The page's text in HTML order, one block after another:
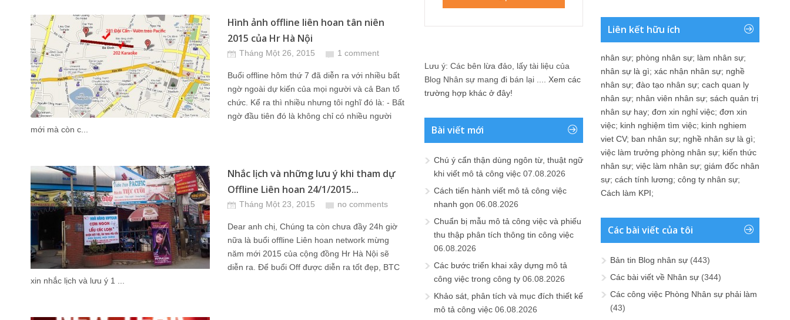
Hình ảnh offline liên hoan tân niên
2015 của Hr Hà Nội
Tháng Một 26, 2015 1 comment
Buổi offline hôm thứ 7 đã diễn ra với nhiều bất
ngờ ngoài dự kiến của mọi người và cả Ban tổ
chức. Kể ra thì nhiều nhưng tôi nghĩ đó là: - Bất
ngờ đầu tiên đó là không chỉ có nhiều người
mới mà còn c...
Nhắc lịch và những lưu ý khi tham dự
Offline Liên hoan 24/1/2015...
Tháng Một 23, 2015 no comments
Dear anh chị, Chúng ta còn chưa đầy 24h giờ
nữa là buổi offline Liên hoan network mừng
năm mới 2015 của cộng đồng Hr Hà Nội sẽ
diễn ra. Để buổi Off được diễn ra tốt đẹp, BTC
xin nhắc lịch và lưu ý 1 ...
Lưu ý: Các bên lừa đảo, lấy tài liệu của
Blog Nhân sự mang đi bán lại .... Xem các
trường hợp khác ở đây!
Bài viết mới
Chú ý cẩn thận dùng ngôn từ, thuật ngữ
khi viết mô tả công việc 07.08.2026
Cách tiến hành viết mô tả công việc
nhanh gọn 06.08.2026
Chuẩn bị mẫu mô tả công việc và phiếu
thu thập phân tích thông tin công việc
06.08.2026
Các bước triển khai xây dựng mô tả
công việc trong công ty 06.08.2026
Khảo sát, phân tích và mục đích thiết kế
mô tả công việc 06.08.2026
Liên kết hữu ích
nhân sự; phòng nhân sự; làm nhân sự;
nhân sự là gì; xác nhận nhân sự; nghề
nhân sự; đào tạo nhân sự; cach quan ly
nhân sự; nhân viên nhân sự; sách quản trị
nhân sự hay; đơn xin nghỉ việc; đơn xin
việc; kinh nghiệm tìm việc; kinh nghiem
viet CV; ban nhân sự; nghề nhân sự là gì;
việc làm trưởng phòng nhân sự; kiến thức
nhân sự; việc làm nhân sự; giám đốc nhân
sự; cách tính lương; công ty nhân sự;
Cách làm KPI;
Các bài viết của tôi
Bản tin Blog nhân sự (443)
Các bài viết về Nhân sự (344)
Các công việc Phòng Nhân sự phải làm
(43)